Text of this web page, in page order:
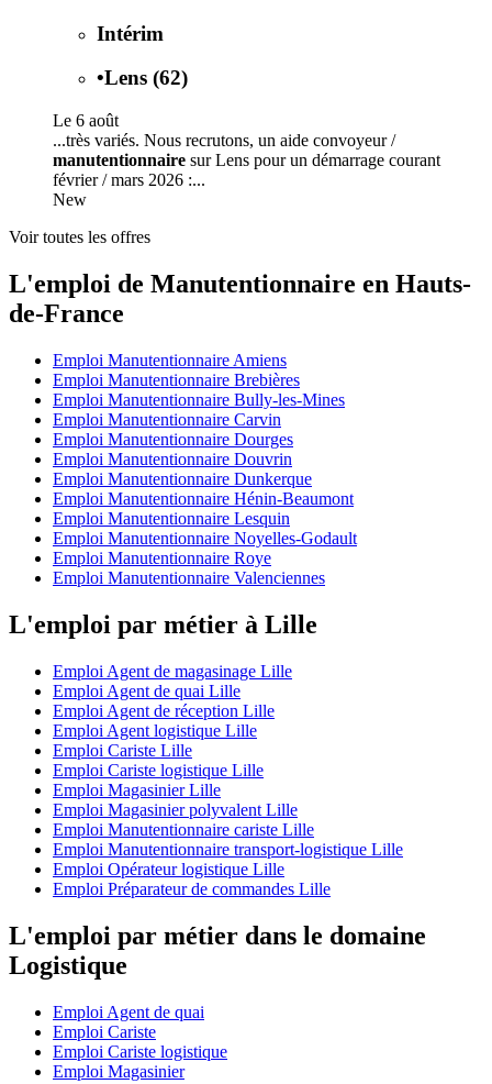
Intérim
•Lens (62)
Le 6 août
...très variés. Nous recrutons, un aide convoyeur /
manutentionnaire sur Lens pour un démarrage courant
février / mars 2026 :...
New
Voir toutes les offres
L'emploi de Manutentionnaire en Hauts-
de-France
Emploi Manutentionnaire Amiens
Emploi Manutentionnaire Brebières
Emploi Manutentionnaire Bully-les-Mines
Emploi Manutentionnaire Carvin
Emploi Manutentionnaire Dourges
Emploi Manutentionnaire Douvrin
Emploi Manutentionnaire Dunkerque
Emploi Manutentionnaire Hénin-Beaumont
Emploi Manutentionnaire Lesquin
Emploi Manutentionnaire Noyelles-Godault
Emploi Manutentionnaire Roye
Emploi Manutentionnaire Valenciennes
L'emploi par métier à Lille
Emploi Agent de magasinage Lille
Emploi Agent de quai Lille
Emploi Agent de réception Lille
Emploi Agent logistique Lille
Emploi Cariste Lille
Emploi Cariste logistique Lille
Emploi Magasinier Lille
Emploi Magasinier polyvalent Lille
Emploi Manutentionnaire cariste Lille
Emploi Manutentionnaire transport-logistique Lille
Emploi Opérateur logistique Lille
Emploi Préparateur de commandes Lille
L'emploi par métier dans le domaine
Logistique
Emploi Agent de quai
Emploi Cariste
Emploi Cariste logistique
Emploi Magasinier